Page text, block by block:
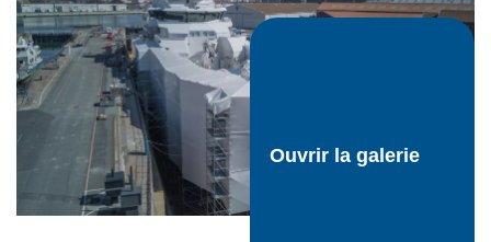
Actualités
QHSE
Demander un devis
Ouvrir la galerie